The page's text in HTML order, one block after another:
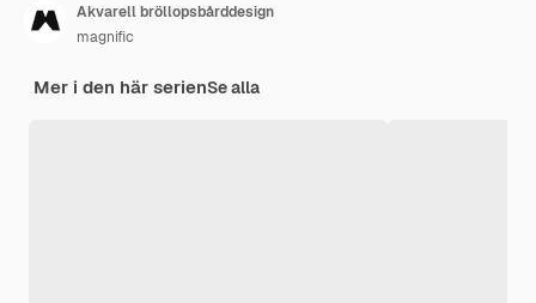
Akvarell bröllopsbårddesign
magnific
Mer i den här serienSe alla